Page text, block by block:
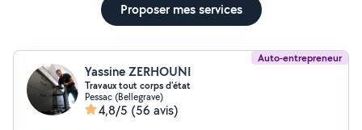
Proposer mes services
Auto-entrepreneur
Yassine ZERHOUNI
Travaux tout corps d'état
Pessac (Bellegrave)
4,8/5 (56 avis)